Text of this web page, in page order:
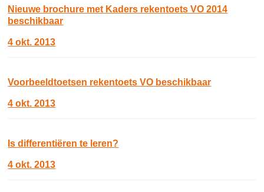
Nieuwe brochure met Kaders rekentoets VO 2014
beschikbaar
4 okt. 2013
Voorbeeldtoetsen rekentoets VO beschikbaar
4 okt. 2013
Is differentiëren te leren?
4 okt. 2013